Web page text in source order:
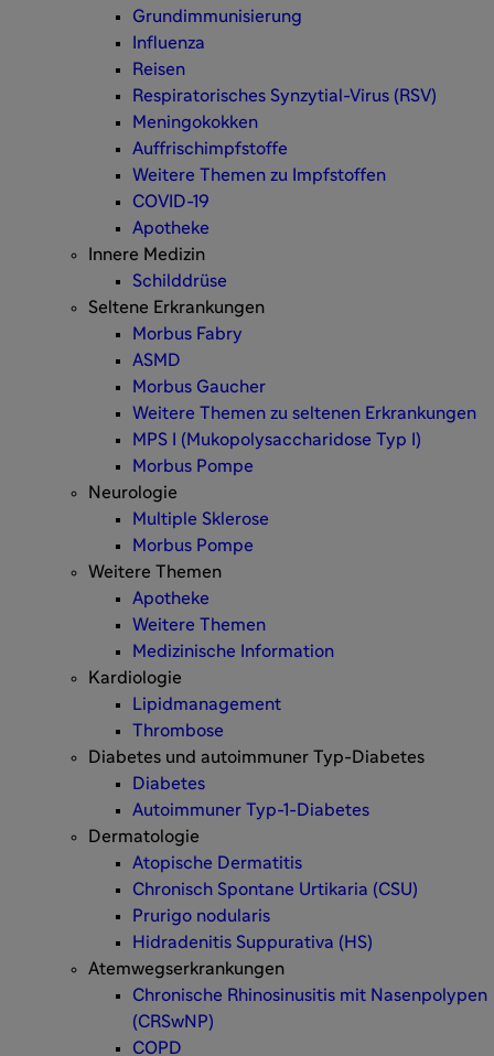
Grundimmunisierung
Influenza
Reisen
Respiratorisches Synzytial-Virus (RSV)
Meningokokken
Auffrischimpfstoffe
Weitere Themen zu Impfstoffen
COVID-19
Apotheke
Innere Medizin
Schilddrüse
Seltene Erkrankungen
Morbus Fabry
ASMD
Morbus Gaucher
Weitere Themen zu seltenen Erkrankungen
MPS I (Mukopolysaccharidose Typ I)
Morbus Pompe
Neurologie
Multiple Sklerose
Morbus Pompe
Weitere Themen
Apotheke
Weitere Themen
Medizinische Information
Kardiologie
Lipidmanagement
Thrombose
Diabetes und autoimmuner Typ-Diabetes
Diabetes
Autoimmuner Typ-1-Diabetes
Dermatologie
Atopische Dermatitis
Chronisch Spontane Urtikaria (CSU)
Prurigo nodularis
Hidradenitis Suppurativa (HS)
Atemwegserkrankungen
Chronische Rhinosinusitis mit Nasenpolypen
(CRSwNP)
COPD